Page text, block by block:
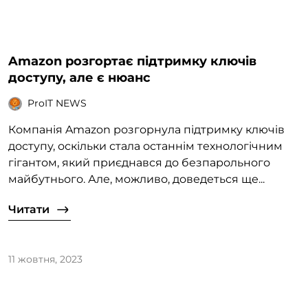
Amazon розгортає підтримку ключів
доступу, але є нюанс
ProIT NEWS
Компанія Amazon розгорнула підтримку ключів
доступу, оскільки стала останнім технологічним
гігантом, який приєднався до безпарольного
майбутнього. Але, можливо, доведеться ще...
Читати
11 жовтня, 2023